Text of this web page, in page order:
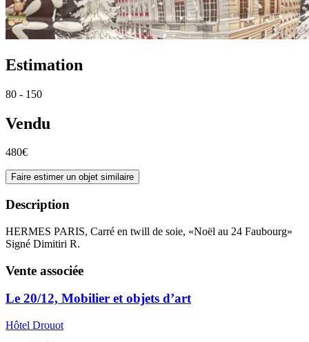
Estimation
80 - 150
Vendu
480€
Faire estimer un objet similaire
Description
HERMES PARIS, Carré en twill de soie, «Noël au 24 Faubourg»
Signé Dimitiri R.
Vente associée
Le 20/12, Mobilier et objets d’art
Hôtel Drouot